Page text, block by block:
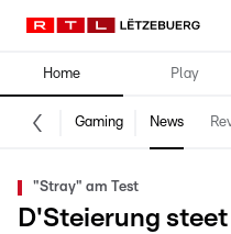
Home Play
Gaming News
"Stray" am Test
D'Steierung